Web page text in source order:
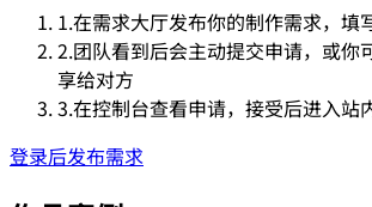
1.在需求大厅发布你的制作需求，填
2.团队看到后会主动提交申请，或你
享给对方
3.在控制台查看申请，接受后进入站
登录后发布需求